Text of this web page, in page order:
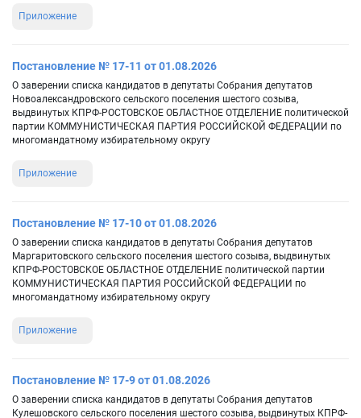
Приложение
Постановление № 17-11 от 01.08.2026
О заверении списка кандидатов в депутаты Собрания депутатов
Новоалександровского сельского поселения шестого созыва,
выдвинутых КПРФ-РОСТОВСКОЕ ОБЛАСТНОЕ ОТДЕЛЕНИЕ политической
партии КОММУНИСТИЧЕСКАЯ ПАРТИЯ РОССИЙСКОЙ ФЕДЕРАЦИИ по
многомандатному избирательному округу
Приложение
Постановление № 17-10 от 01.08.2026
О заверении списка кандидатов в депутаты Собрания депутатов
Маргаритовского сельского поселения шестого созыва, выдвинутых
КПРФ-РОСТОВСКОЕ ОБЛАСТНОЕ ОТДЕЛЕНИЕ политической партии
КОММУНИСТИЧЕСКАЯ ПАРТИЯ РОССИЙСКОЙ ФЕДЕРАЦИИ по
многомандатному избирательному округу
Приложение
Постановление № 17-9 от 01.08.2026
О заверении списка кандидатов в депутаты Собрания депутатов
Кулешовского сельского поселения шестого созыва, выдвинутых КПРФ-